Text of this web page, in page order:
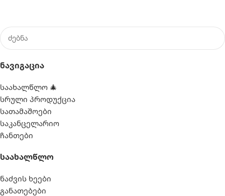
Ნავიგაცია
საახალწლო 🎄
სრული პროდუქცია
სათამაშოები
საკანცელარიო
ჩანთები
Საახალწლო
ნაძვის ხეები
განათებები